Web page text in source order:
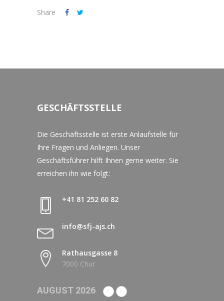
Share
GESCHÄFTSSTELLE
Die Geschäftsstelle ist erste Anlaufstelle für
Ihre Fragen und Anliegen. Unser
Geschäftsführer hilft Ihnen gerne weiter. Sie
erreichen ihn wie folgt:
+41 81 252 60 82
info@sfj-ajs.ch
Rathausgasse 8
7000 Chur
AUGUST 2026